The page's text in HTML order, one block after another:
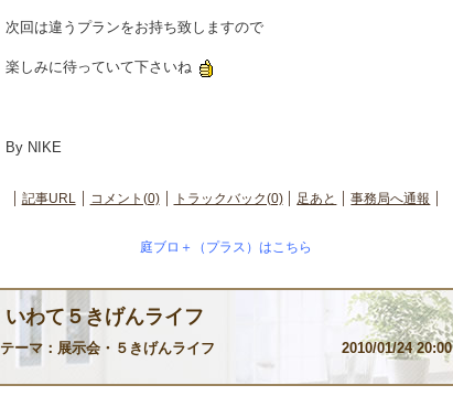
次回は違うプランをお持ち致しますので
楽しみに待っていて下さいね
By NIKE
記事URL コメント(0) トラックバック(0) 足あと 事務局へ通報
庭ブロ＋（プラス）はこちら
いわて５きげんライフ
テーマ： 展示会・５きげんライフ 2010/01/24 20:00